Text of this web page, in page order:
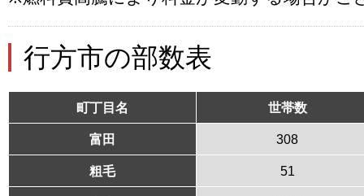
行方市の部数表
町丁目名 世帯数
富田 308
粗毛 51